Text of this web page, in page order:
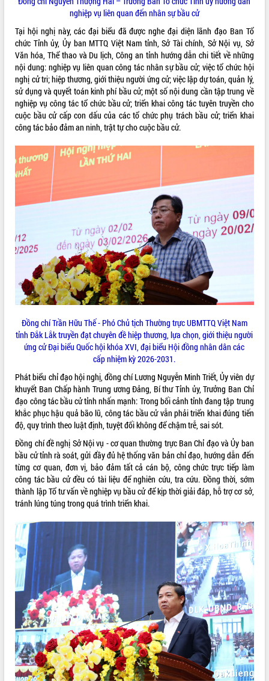
HĐND tỉnh thông qua điều chỉnh Quy
hoạch tỉnh thời kỳ 2021-2030
Hội thảo góp ý hồ sơ điều chỉnh quy
hoạch tỉnh Đắk Lắk thời kỳ 2021-2030,
tầm nhìn đến năm 2050
Nâng cao hiệu quả hoạt động của các
doanh nghiệp nhà nước
Hội nghị triển khai kết nối mạng
truyền số liệu chuyên dùng phục vụ cơ
quan Đảng, Nhà nước
tay làm sạch môi trường
Xã Ea Kar bước chuyển mình trong
công tác cải cách hành chính mô hình
UBND tỉnh họp báo định kỳ tháng 4
Hội thảo khoa học “Giải pháp thúc đẩy
phát triển nền kinh tế xanh tại tỉnh
Đắk Lắk”
Tăng cường giám sát, đôn đốc thực
hiện nhiệm vụ quản lý tài sản công
hàng tuần
Tháo gỡ những vướng mắc, đẩy mạnh
công tác cải cách thủ tục hành chính
tại Trung tâm Phục vụ hành chính
công tỉnh
Đắk Lắk: Tôn vinh 46 giải pháp tại Hội
thi Sáng tạo Kỹ thuật 2024 - 2025
Đắk Lắk rà soát, điều chỉnh Đề án 190
về phát triển nuôi trồng thủy sản
Phó Chủ tịch UBND tỉnh Đắk Lắk
Trương Công Thái kiểm tra thực địa
Dự án cao tốc Khánh Hòa - Buôn Ma
Thuột
Định vị cà phê Việt Nam như một “di
sản sống” trong dòng chảy toàn cầu
Xây dựng nông thôn mới: Nâng cao đời
sống người dân từ những mô hình thiết
Quyết liệt tháo gỡ vướng mắc, đẩy
nhanh tiến độ các dự án trọng điểm
trong Khu kinh tế Nam Phú Yên
Hòn Yến phát triển du lịch gắn với bảo
tồn biển
Lấy ý kiến điều chỉnh Quy hoạch tỉnh
Đắk Lắk thời kỳ 2021-2030, tầm nhìn
đến năm 2050
Phát động chiến dịch 30 ngày đêm
giải phóng mặt bằng Tuyến đường bộ
ven biển
Đắk Lắk nỗ lực thúc đẩy tăng trưởng
nghiệp vụ liên quan đến nhân sự bầu cử
Tại hội nghị này, các đại biểu đã được nghe đại diện lãnh đạo Ban Tổ
chức Tỉnh ủy, Ủy ban MTTQ Việt Nam tỉnh, Sở Tài chính, Sở Nội vụ, Sở
Văn hóa, Thể thao và Du lịch, Công an tỉnh hướng dẫn chi tiết về những
nội dung: nghiệp vụ liên quan công tác nhân sự bầu cử; việc tổ chức hội
nghị cử tri; hiệp thương, giới thiệu người ứng cử; việc lập dự toán, quản lý,
sử dụng và quyết toán kinh phí bầu cử; một số nội dung cần tập trung về
nghiệp vụ công tác tổ chức bầu cử; triển khai công tác tuyên truyền cho
cuộc bầu cử cấp con dấu của các tổ chức phụ trách bầu cử; triển khai
công tác bảo đảm an ninh, trật tự cho cuộc bầu cử.
Đồng chí Trần Hữu Thế - Phó Chủ tịch Thường trực UBMTTQ Việt Nam
tỉnh Đắk Lắk truyền đạt chuyên đề hiệp thương, lựa chọn, giới thiệu người
ứng cử Đại biểu Quốc hội khóa XVI, đại biểu Hội đồng nhân dân các
cấpnhiệm kỳ 2026-2031.
Phát biểu chỉ đạo hội nghị, đồng chí Lương Nguyễn Minh Triết, Ủy viên dự
khuyết Ban Chấp hành Trung ương Đảng, Bí thư Tỉnh ủy, Trưởng Ban Chỉ
đạo công tác bầu cử tỉnh nhấn mạnh: Trong bối cảnh tỉnh đang tập trung
khắc phục hậu quả bão lũ, công tác bầu cử vẫn phải triển khai đúng tiến
độ, quy trình theo luật định, tuyệt đối không để chậm trễ, sai sót.
Đồng chí đề nghị Sở Nội vụ - cơ quan thường trực Ban Chỉ đạo và Ủy ban
bầu cử tỉnh rà soát, gửi đầy đủ hệ thống văn bản chỉ đạo, hướng dẫn đến
từng cơ quan, đơn vị, bảo đảm tất cả cán bộ, công chức trực tiếp làm
công tác bầu cử đều có tài liệu để nghiên cứu, tra cứu. Đồng thời, sớm
thành lập Tổ tư vấn về nghiệp vụ bầu cử để kịp thời giải đáp, hỗ trợ cơ sở,
tránh lúng túng trong quá trình triển khai.